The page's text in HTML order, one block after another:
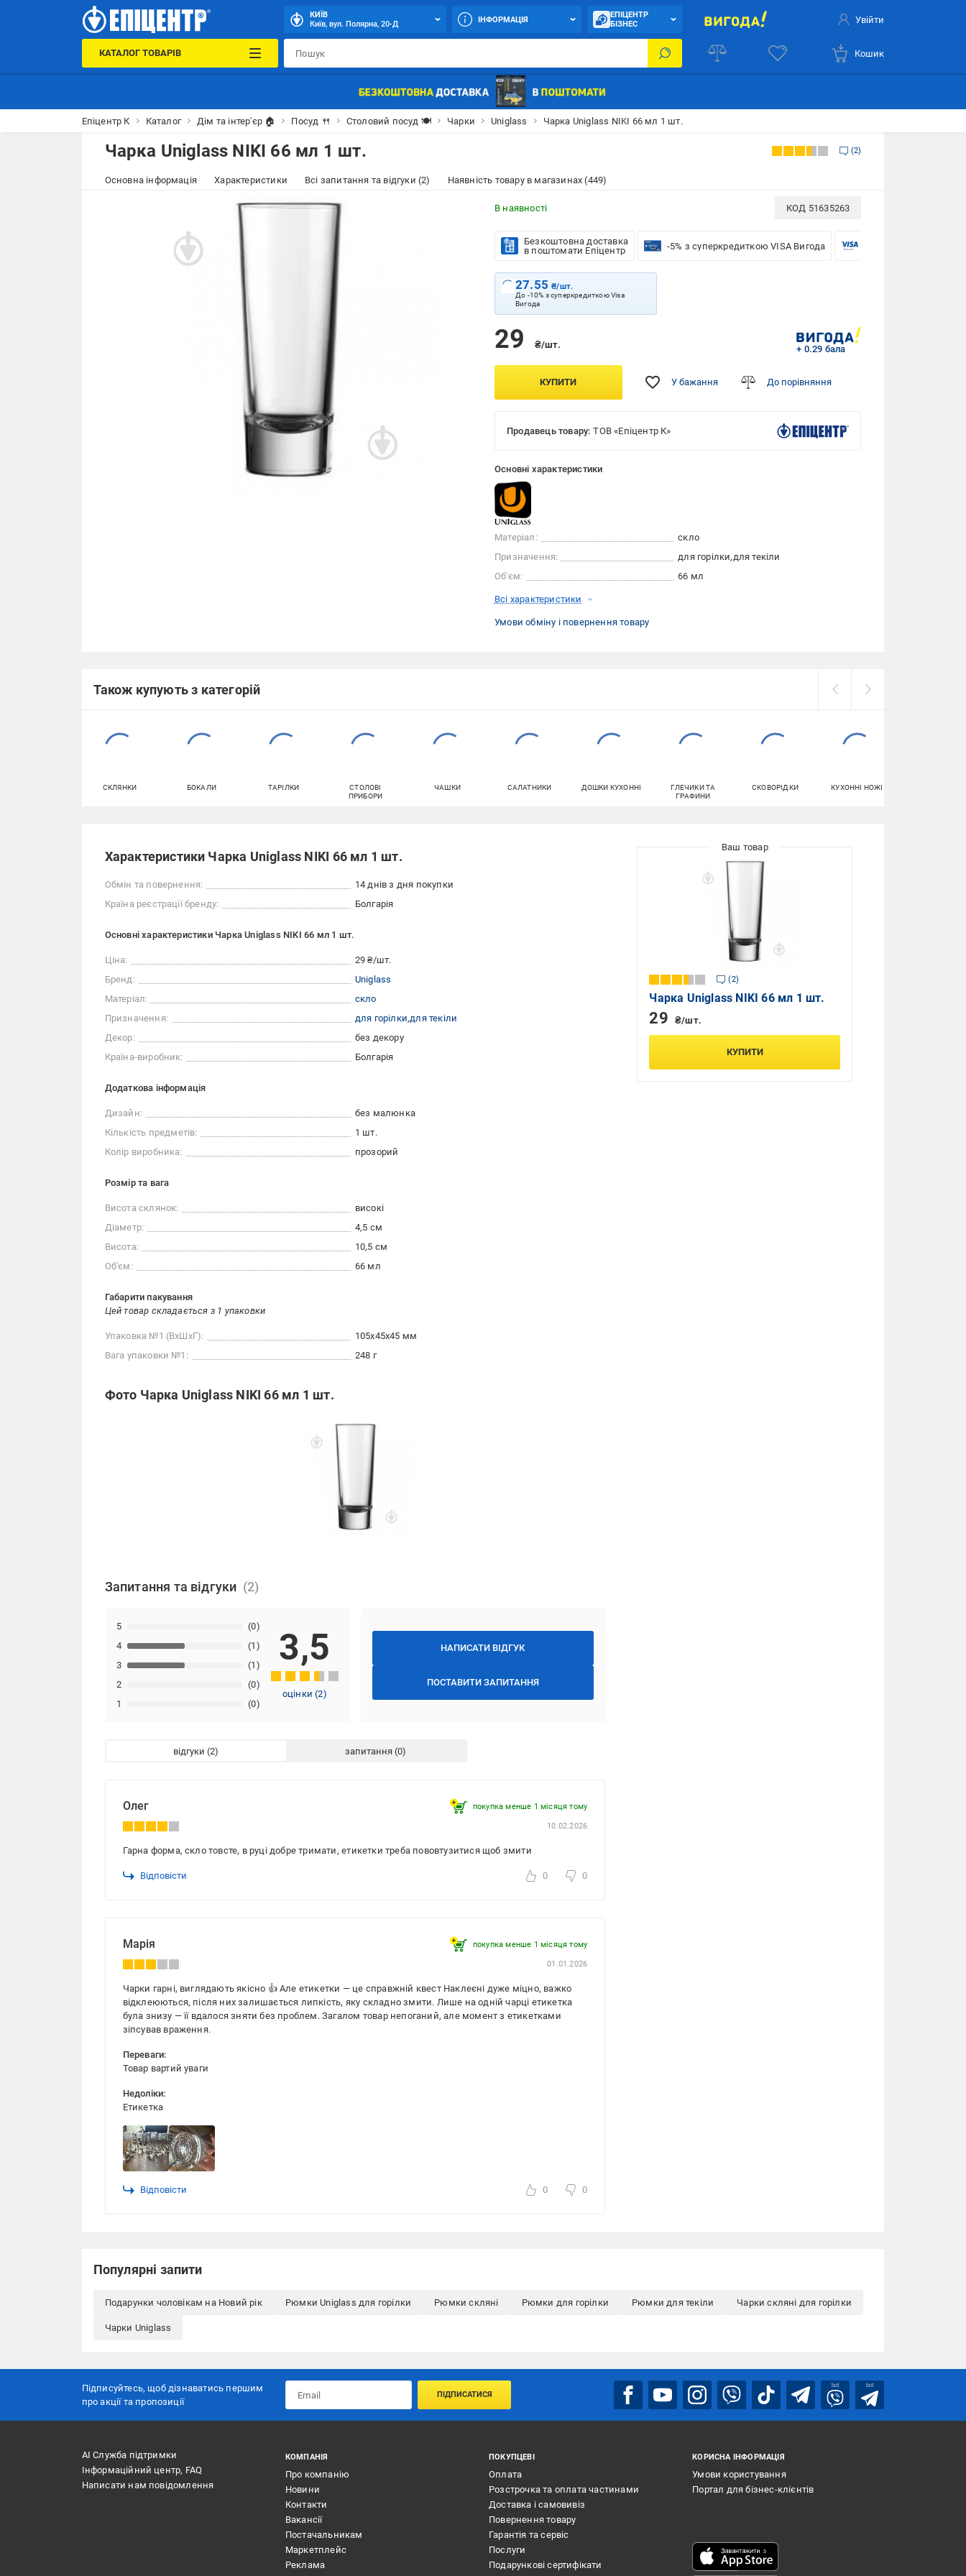
КИЇВ
Київ, вул. Полярна, 20-Д
ІНФОРМАЦІЯ
ЕПІЦЕНТР
БІЗНЕС
Увійти
КАТАЛОГ ТОВАРІВ Кошик
Епіцентр К Каталог Дім та інтер'єр 🏠 Посуд 🍴 Столовий посуд 🍽 Чарки Uniglass Чарка Uniglass NIKI 66 мл 1 шт.
Чарка Uniglass NIKI 66 мл 1 шт. 2
Основна інформація Характеристики Всі запитання та відгуки (2) Наявність товару в магазинах (449)
В наявності КОД 51635263
Безкоштовна доставка
в поштомати Епіцентр
-5% з суперкредиткою VISA Вигода
27.55₴/шт.
До -10% з суперкредиткою Visa
Вигода
29 ₴/шт. + 0.29 бала
КУПИТИ У бажання До порівняння
Продавець товару: ТОВ «Епіцентр К»
Основні характеристики
Матеріал:
скло
Призначення:
для горілки для текіли
Об'єм:
66 мл
Всі характеристики
Умови обміну і повернення товару
Також купують з категорій
СКЛЯНКИ БОКАЛИ ТАРІЛКИ
СТОЛОВІ
ПРИБОРИ
ЧАШКИ САЛАТНИКИ ДОШКИ КУХОННІ
ГЛЕЧИКИ ТА
ГРАФИНИ
СКОВОРІДКИ КУХОННІ НОЖІ
Характеристики Чарка Uniglass NIKI 66 мл 1 шт.
Обмін та повернення:
14 днів з дня покупки
Країна реєстрації бренду:
Болгарія
Основні характеристики Чарка Uniglass NIKI 66 мл 1 шт.
Ціна:
29 ₴/шт.
Бренд:
Uniglass
Матеріал:
скло
Призначення:
для горілки для текіли
Декор:
без декору
Країна-виробник:
Болгарія
Додаткова інформація
Дизайн:
без малюнка
Кількість предметів:
1 шт.
Колір виробника:
прозорий
Розмір та вага
Висота склянок:
високі
Діаметр:
4,5 см
Висота:
10,5 см
Об'єм:
66 мл
Габарити пакування
Цей товар складається з 1 упаковки
Упаковка №1 (ВхШхГ):
105x45x45 мм
Вага упаковки №1:
248 г
Фото Чарка Uniglass NIKI 66 мл 1 шт.
Запитання та відгуки
НАПИСАТИ ВІДГУК
ПОСТАВИТИ ЗАПИТАННЯ
1 (0)
2 (0)
3 (1)
4 (1)
5 (0)
3,5
оцінки(2)
відгуки запитання
Олег покупка менше 1 місяця томy
10.02.2026
Гарна форма, скло товсте, в руці добре тримати, етикетки треба пововтузитися щоб змити
Відповісти 0 0
Марія покупка менше 1 місяця томy
01.01.2026
Чарки гарні, виглядають якісно 👍 Але етикетки — це справжній квест Наклеєні дуже міцно, важко
відклеюються, після них залишається липкість, яку складно змити. Лише на одній чарці етикетка
була знизу — її вдалося зняти без проблем. Загалом товар непоганий, але момент з етикетками
зіпсував враження.
Переваги:
Товар вартий уваги
Недоліки:
Етикетка
Відповісти 0 0
2
Чарка Uniglass NIKI 66 мл 1 шт.
29 ₴/шт.
КУПИТИ
Популярні запити
Подарунки чоловікам на Новий рік Рюмки Uniglass для горілки Рюмки скляні Рюмки для горілки Рюмки для текіли Чарки скляні для горілки
Чарки Uniglass
Підписуйтесь, щоб дізнаватись першим
про акції та пропозиції
ПІДПИСАТИСЯ
bot bot
АІ Служба підтримки
Інформаційний центр, FAQ
Написати нам повідомлення
КОМПАНІЯ
Про компанію
Новини
Контакти
Вакансії
Постачальникам
Маркетплейс
Реклама
ПОКУПЦЕВІ
Оплата
Розстрочка та оплата частинами
Доставка і самовивіз
Повернення товару
Гарантія та сервіс
Послуги
Подарункові сертифікати
КОРИСНА ІНФОРМАЦІЯ
Умови користування
Портал для бізнес-клієнтів